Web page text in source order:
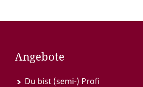
Angebote
Du bist (semi-) Profi